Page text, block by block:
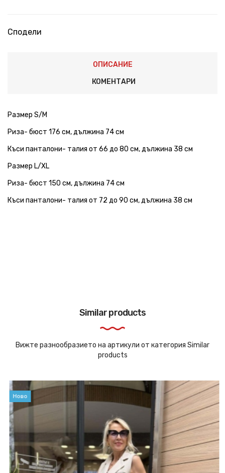
Сподели
ОПИСАНИЕ
КОМЕНТАРИ
Размер S/M
Риза- бюст 176 см, дължина 74 см
Къси панталони- талия от 66 до 80 см, дължина 38 см
Размер L/XL
Риза- бюст 150 см, дължина 74 см
Къси панталони- талия от 72 до 90 см, дължина 38 см
Similar products
Вижте разнообразието на артикули от категория Similar
products
Ново